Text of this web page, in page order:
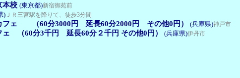
本校 (東京都)新宿御苑前
) ＪＲ三宮駅を降りて、徒歩3分間
フェ （60分3000円 延長60分2000円 その他0円） (兵庫県)神戸市
ェ （60分3千円 延長60分２千円 その他0円） (兵庫県)伊丹市